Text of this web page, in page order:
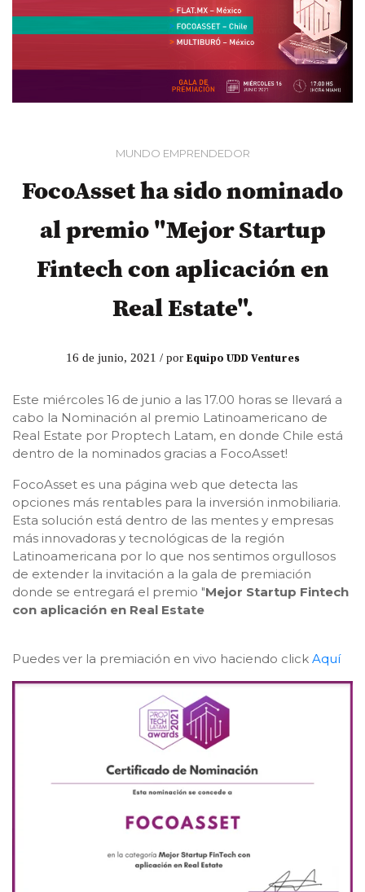
MUNDO EMPRENDEDOR
FocoAsset ha sido nominado
al premio "Mejor Startup
Fintech con aplicación en
Real Estate".
16 de junio, 2021 / por Equipo UDD Ventures
Este miércoles 16 de junio a las 17.00 horas se llevará a
cabo la Nominación al premio Latinoamericano de
Real Estate por Proptech Latam, en donde Chile está
dentro de la nominados gracias a FocoAsset!
FocoAsset es una página web que detecta las
opciones más rentables para la inversión inmobiliaria.
Esta solución está dentro de las mentes y empresas
más innovadoras y tecnológicas de la región
Latinoamericana por lo que nos sentimos orgullosos
de extender la invitación a la gala de premiación
donde se entregará el premio "Mejor Startup Fintech
con aplicación en Real Estate
Puedes ver la premiación en vivo haciendo click Aquí